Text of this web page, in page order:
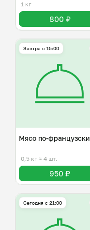
1 кг
800 ₽
Завтра c 15:00
Мясо по-французски
0,5 кг ≈ 4 шт.
950 ₽
Сегодня с 21:00